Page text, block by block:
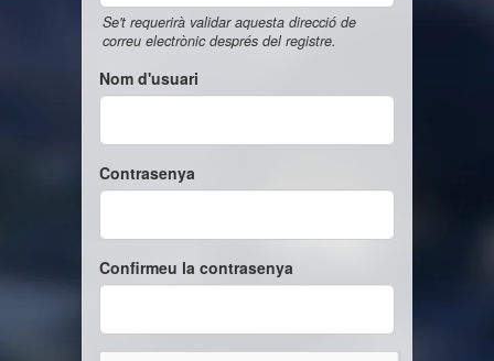
Se't requerirà validar aquesta direcció de
correu electrònic després del registre.
Nom d'usuari
Contrasenya
Confirmeu la contrasenya